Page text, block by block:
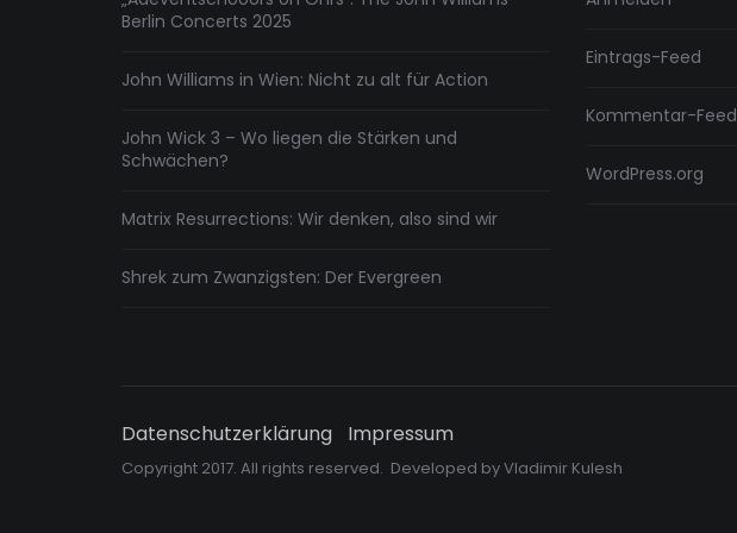
Berlin Concerts 2025
John Williams in Wien: Nicht zu alt für Action
John Wick 3 – Wo liegen die Stärken und
Schwächen?
Matrix Resurrections: Wir denken, also sind wir
Shrek zum Zwanzigsten: Der Evergreen
Eintrags-Feed
Kommentar-Feed
WordPress.org
Datenschutzerklärung Impressum
Copyright 2017. All rights reserved. Developed byVladimir Kulesh